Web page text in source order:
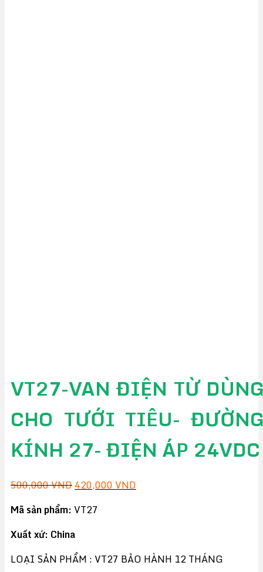
VT27-VAN ĐIỆN TỪ
CHO TƯỚI TIÊU-
KÍNH 27- ĐIỆN ÁP 24VDC
500,000VNDGiá
là:
500,000 VND.
420,000VND
Mã sản phẩm:VT27
Xuất xứ: China
LOẠI SẢN PHẨM :VT27 BẢO HÀNH 12 THÁNG